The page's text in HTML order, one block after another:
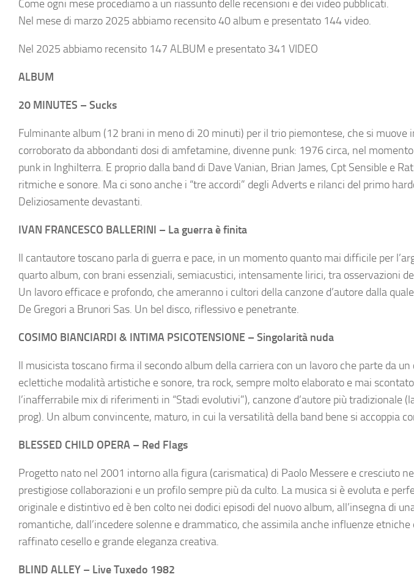
Come ogni mese procediamo a un riassunto delle recensioni e dei video pubblicati.
Nel mese di marzo 2025 abbiamo recensito 40 album e presentato 144 video.
Nel 2025 abbiamo recensito 147 ALBUM e presentato 341 VIDEO
ALBUM
20 MINUTES – Sucks
Fulminante album (12 brani in meno di 20 minuti) per il trio piemontese, che si muove
corroborato da abbondanti dosi di amfetamine, divenne punk: 1976 circa, nel
punk in Inghilterra. E proprio dalla band di Dave Vanian, Brian James, Cpt Sensible e
ritmiche e sonore. Ma ci sono anche i “tre accordi” degli Adverts e rilanci del primo
Deliziosamente devastanti.
IVAN FRANCESCO BALLERINI – La guerra è finita
Il cantautore toscano parla di guerra e pace, in un momento quanto mai difficile per
quarto album, con brani essenziali, semiacustici, intensamente lirici, tra osservazioni
Un lavoro efficace e profondo, che ameranno i cultori della canzone d’autore dalla
De Gregori a Brunori Sas. Un bel disco, riflessivo e penetrante.
COSIMO BIANCIARDI & INTIMA PSICOTENSIONE – Singolarità nuda
Il musicista toscano firma il secondo album della carriera con un lavoro che parte da
eclettiche modalità artistiche e sonore, tra rock, sempre molto elaborato e mai
l’inafferrabile mix di riferimenti in “Stadi evolutivi”), canzone d’autore più tradizionale
prog). Un album convincente, maturo, in cui la versatilità della band bene si accoppia
BLESSED CHILD OPERA – Red Flags
Progetto nato nel 2001 intorno alla figura (carismatica) di Paolo Messere e cresciuto
prestigiose collaborazioni e un profilo sempre più da culto. La musica si è evoluta e
originale e distintivo ed è ben colto nei dodici episodi del nuovo album, all’insegna di
romantiche, dall’incedere solenne e drammatico, che assimila anche influenze etniche
raffinato cesello e grande eleganza creativa.
BLIND ALLEY – Live Tuxedo 1982